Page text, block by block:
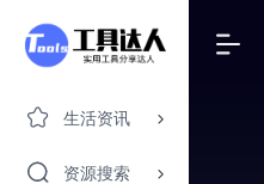
生活资讯
资源搜索